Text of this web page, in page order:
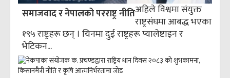
समाजवाद र नेपालको परराष्ट्र नीतिअहिले विश्वमा संयुक्त
राष्ट्रसंघमा आबद्ध भएका
१९५ राष्ट्रहरू छन् । यिनमा दुई राष्ट्रहरू प्यालेष्टाइन र
भेटिकन...